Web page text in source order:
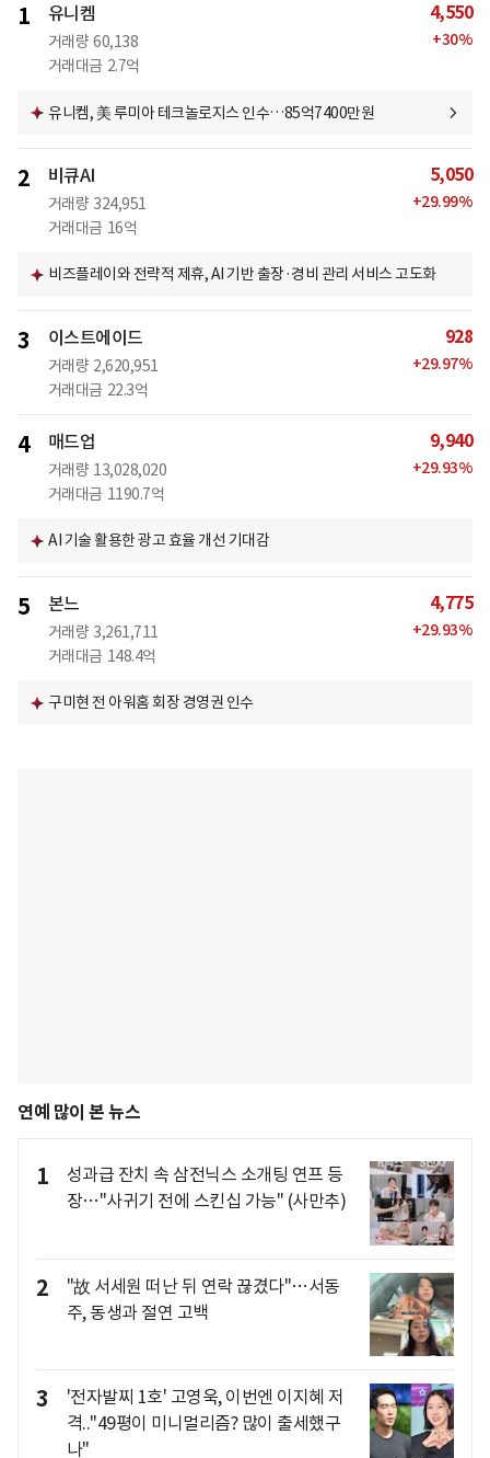
1 유니켐
거래량 60,138
거래대금 2.7억
4,550
+30%
유니켐, 美 루미아 테크놀로지스 인수…85억7400만원
2 비큐AI
거래량 324,951
거래대금 16억
5,050
+29.99%
비즈플레이와 전략적 제휴, AI 기반 출장·경비 관리 서비스 고도화
3 이스트에이드
거래량 2,620,951
거래대금 22.3억
928
+29.97%
4 매드업
거래량 13,028,020
거래대금 1190.7억
9,940
+29.93%
AI 기술 활용한 광고 효율 개선 기대감
5 본느
거래량 3,261,711
거래대금 148.4억
4,775
+29.93%
구미현 전 아워홈 회장 경영권 인수
연예 많이 본 뉴스
1
성과급 잔치 속 삼전닉스 소개팅 연프 등
장…"사귀기 전에 스킨십 가능" (사만추)
2
"故 서세원 떠난 뒤 연락 끊겼다"…서동
주, 동생과 절연 고백
3
'전자발찌 1호' 고영욱, 이번엔 이지혜 저
격.."49평이 미니멀리즘? 많이 출세했구
나"